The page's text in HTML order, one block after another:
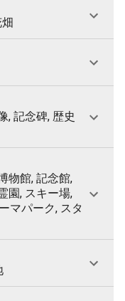
, 記念碑, 歴史
物館, 記念館,
園, スキー場,
マパーク, スタ